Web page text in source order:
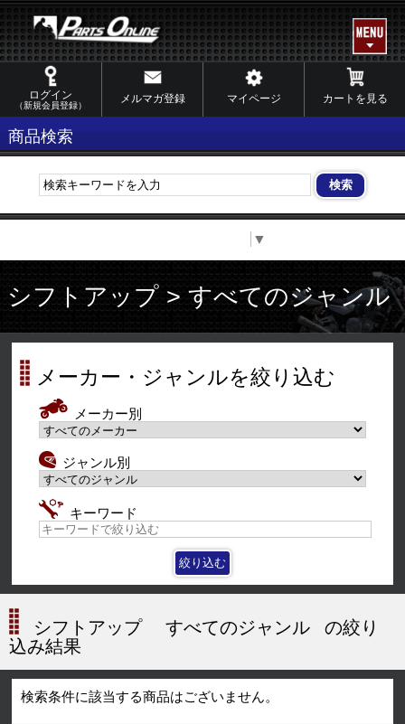
ログイン
（新規会員登録）
メルマガ登録 マイページ カートを見る
商品検索
▼
シフトアップ > すべてのジャンル
メーカー・ジャンルを絞り込む
メーカー別
ジャンル別
キーワード
シフトアップ すべてのジャンル
の絞り
込み結果
検索条件に該当する商品はございません。